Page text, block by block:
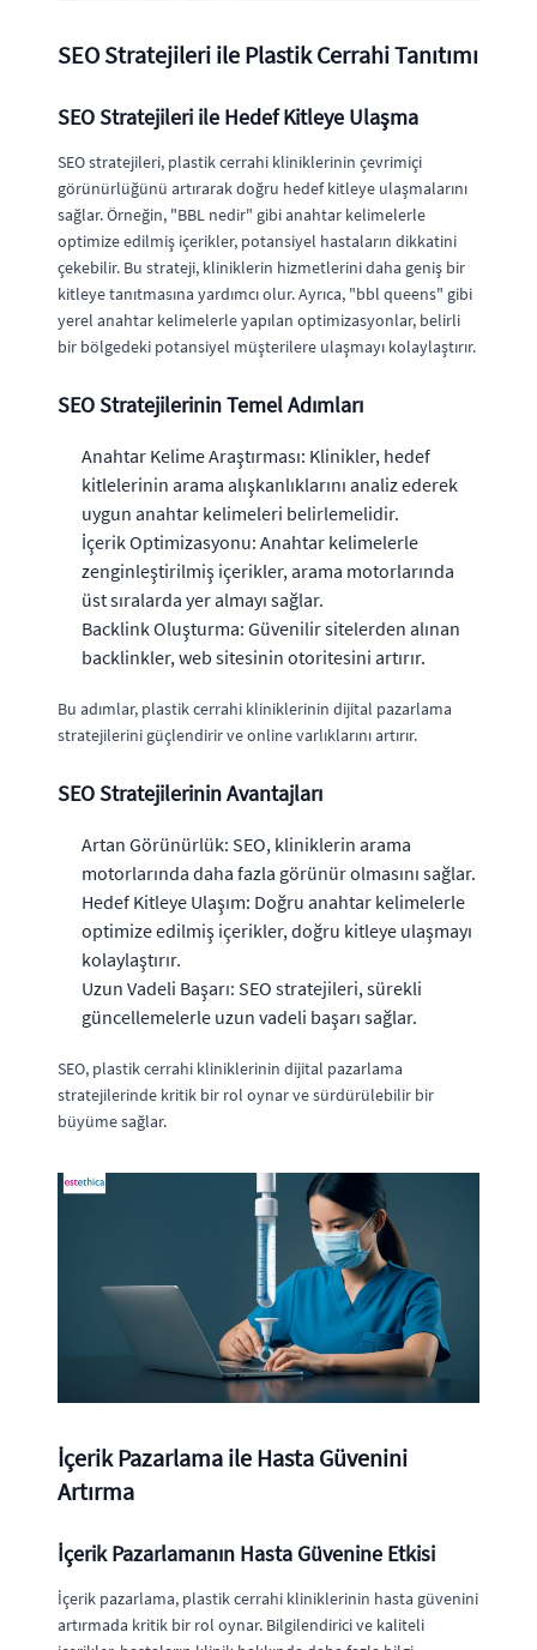
SEO Stratejileri ile Plastik Cerrahi Tanıtımı
SEO Stratejileri ile Hedef Kitleye Ulaşma
SEO stratejileri, plastik cerrahi kliniklerinin çevrimiçi
görünürlüğünü artırarak doğru hedef kitleye ulaşmalarını
sağlar. Örneğin, "BBL nedir" gibi anahtar kelimelerle
optimize edilmiş içerikler, potansiyel hastaların dikkatini
çekebilir. Bu strateji, kliniklerin hizmetlerini daha geniş bir
kitleye tanıtmasına yardımcı olur. Ayrıca, "bbl queens" gibi
yerel anahtar kelimelerle yapılan optimizasyonlar, belirli
bir bölgedeki potansiyel müşterilere ulaşmayı kolaylaştırır.
SEO Stratejilerinin Temel Adımları
Anahtar Kelime Araştırması: Klinikler, hedef
kitlelerinin arama alışkanlıklarını analiz ederek
uygun anahtar kelimeleri belirlemelidir.
İçerik Optimizasyonu: Anahtar kelimelerle
zenginleştirilmiş içerikler, arama motorlarında
üst sıralarda yer almayı sağlar.
Backlink Oluşturma: Güvenilir sitelerden alınan
backlinkler, web sitesinin otoritesini artırır.
Bu adımlar, plastik cerrahi kliniklerinin dijital pazarlama
stratejilerini güçlendirir ve online varlıklarını artırır.
SEO Stratejilerinin Avantajları
Artan Görünürlük: SEO, kliniklerin arama
motorlarında daha fazla görünür olmasını sağlar.
Hedef Kitleye Ulaşım: Doğru anahtar kelimelerle
optimize edilmiş içerikler, doğru kitleye ulaşmayı
kolaylaştırır.
Uzun Vadeli Başarı: SEO stratejileri, sürekli
güncellemelerle uzun vadeli başarı sağlar.
SEO, plastik cerrahi kliniklerinin dijital pazarlama
stratejilerinde kritik bir rol oynar ve sürdürülebilir bir
büyüme sağlar.
İçerik Pazarlama ile Hasta Güvenini
Artırma
İçerik Pazarlamanın Hasta Güvenine Etkisi
İçerik pazarlama, plastik cerrahi kliniklerinin hasta güvenini
artırmada kritik bir rol oynar. Bilgilendirici ve kaliteli